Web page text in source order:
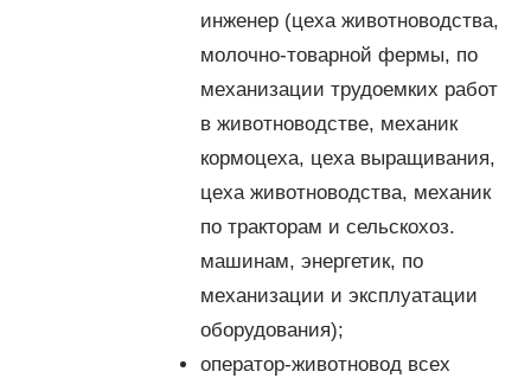
инженер (цеха животноводства,
молочно-товарной фермы, по
механизации трудоемких работ
в животноводстве, механик
кормоцеха, цеха выращивания,
цеха животноводства, механик
по тракторам и сельскохоз.
машинам, энергетик, по
механизации и эксплуатации
оборудования);
оператор-животновод всех